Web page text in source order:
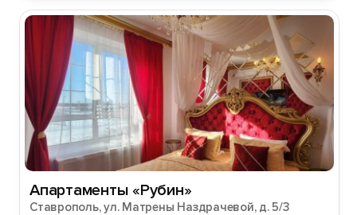
Апартаменты «Рубин»
Ставрополь, ул. Матрены Наздрачевой, д. 5/3